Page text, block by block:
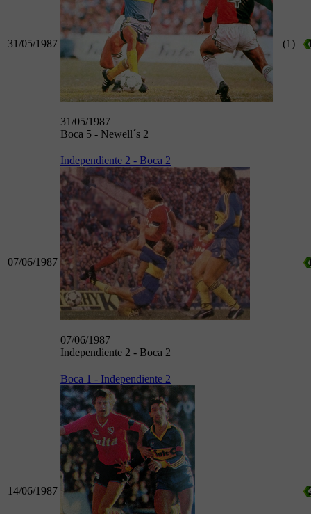
31/05/1987
31/05/1987
Boca 5 - Newell´s 2
(1)
07/06/1987
Independiente 2 - Boca 2
07/06/1987
Independiente 2 - Boca 2
14/06/1987
Boca 1 - Independiente 2